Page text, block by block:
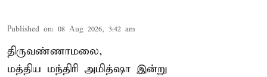
Published on: 08 Aug 2026, 3:42 am
திருவண்ணாமலை,
மத்திய மந்திரி அமித்ஷா இன்று